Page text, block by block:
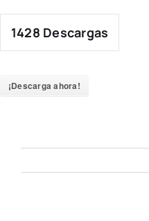
content
1428 Descargas
¡Descarga ahora!